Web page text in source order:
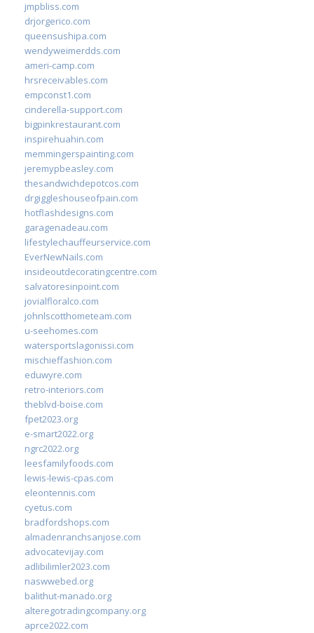
jmpbliss.com
drjorgerico.com
queensushipa.com
wendyweimerdds.com
ameri-camp.com
hrsreceivables.com
empconst1.com
cinderella-support.com
bigpinkrestaurant.com
inspirehuahin.com
memmingerspainting.com
jeremypbeasley.com
thesandwichdepotcos.com
drgiggleshouseofpain.com
hotflashdesigns.com
garagenadeau.com
lifestylechauffeurservice.com
EverNewNails.com
insideoutdecoratingcentre.com
salvatoresinpoint.com
jovialfloralco.com
johnlscotthometeam.com
u-seehomes.com
watersportslagonissi.com
mischieffashion.com
eduwyre.com
retro-interiors.com
theblvd-boise.com
fpet2023.org
e-smart2022.org
ngrc2022.org
leesfamilyfoods.com
lewis-lewis-cpas.com
eleontennis.com
cyetus.com
bradfordshops.com
almadenranchsanjose.com
advocatevijay.com
adlibilimler2023.com
naswwebed.org
balithut-manado.org
alteregotradingcompany.org
aprce2022.com